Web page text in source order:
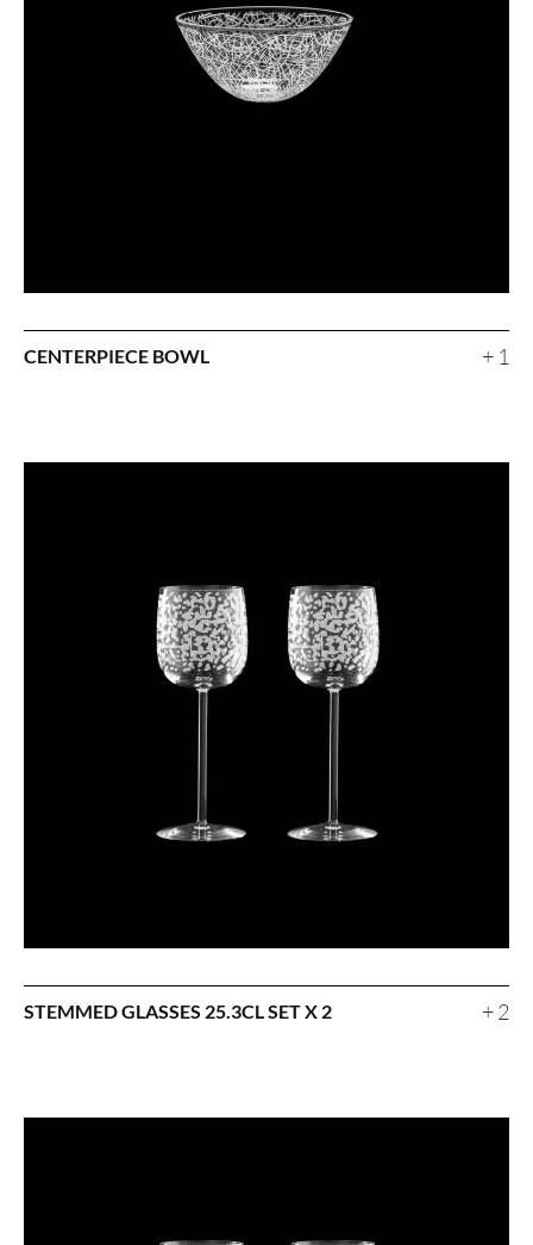
CENTERPIECE BOWL + 1
STEMMED GLASSES 25.3CL SET X 2 + 2